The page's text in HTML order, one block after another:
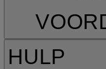
HULP